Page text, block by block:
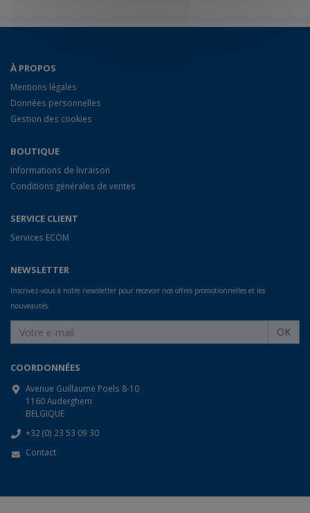
À PROPOS
Mentions légales
Données personnelles
Gestion des cookies
BOUTIQUE
Informations de livraison
Conditions générales de ventes
SERVICE CLIENT
Services ECOM
NEWSLETTER
Inscrivez-vous à notre newsletter pour recevoir nos offres promotionnelles et les
nouveautés.
OK
COORDONNÉES
Avenue Guillaume Poels 8-10
1160 Auderghem
BELGIQUE
+32 (0) 23 53 09 30
Contact